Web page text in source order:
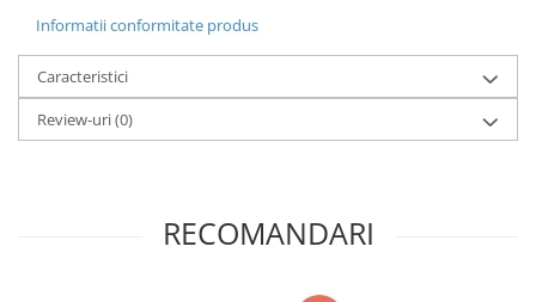
Informatii conformitate produs
Caracteristici
Review-uri(0)
RECOMANDARI